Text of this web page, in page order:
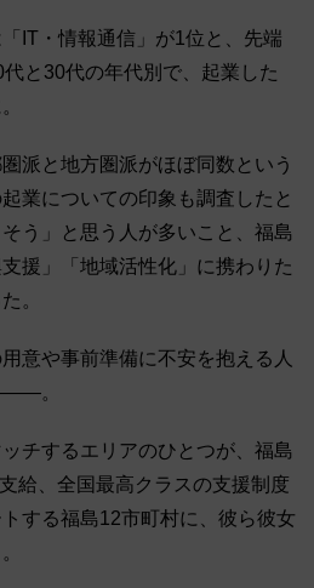
IT・情報通信」が1位と、先端
と30代の年代別で、起業した
派と地方圏派がほぼ同数という
業についての印象も調査したと
う」と思う人が多いこと、福島
援」「地域活性化」に携わりた
。
意や事前準備に不安を抱える人
。
チするエリアのひとつが、福島
給、全国最高クラスの支援制度
する福島12市町村に、彼ら彼女